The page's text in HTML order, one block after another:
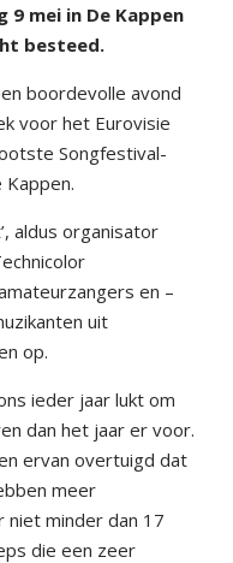
9 mei in De Kappen
besteed.
boordevolle avond
voor het Eurovisie
Songfestival-
aldus organisator
en –
uit
op.
ieder jaar lukt om
dan het jaar er voor.
ervan overtuigd dat
meer
niet minder dan 17
die een zeer